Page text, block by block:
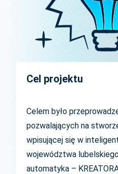
Cel projektu
Celem było
pozwalających na
wpisującej się w
województwa
automatyka –